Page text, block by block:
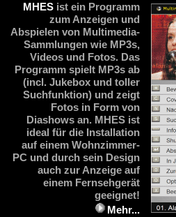
MHES ist ein Programm
zum Anzeigen und
Abspielen von Multimedia-
Sammlungen wie MP3s,
Videos und Fotos. Das
Programm spielt MP3s ab
(incl. Jukebox und toller
Suchfunktion) und zeigt
Fotos in Form von
Diashows an. MHES ist
ideal für die Installation
auf einem Wohnzimmer-
PC und durch sein Design
auch zur Anzeige auf
einem Fernsehgerät
geeignet!
Mehr...